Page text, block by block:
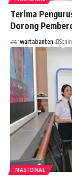
Terima
Dorong
wartabanten
NASIONAL